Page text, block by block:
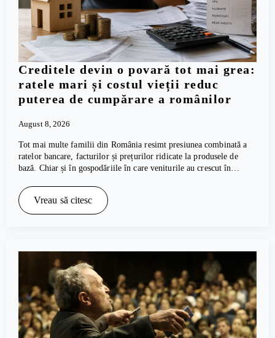
Creditele devin o povară tot mai grea:
ratele mari și costul vieții reduc
puterea de cumpărare a românilor
August 8, 2026
Tot mai multe familii din România resimt presiunea combinată a
ratelor bancare, facturilor și prețurilor ridicate la produsele de
bază. Chiar și în gospodăriile în care veniturile au crescut în…
Vreau să citesc